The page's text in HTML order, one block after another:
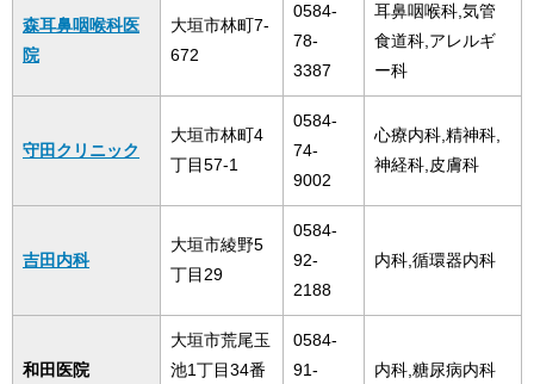
森耳鼻咽喉科医
院
大垣市林町7-
672
0584-
78-
3387
耳鼻咽喉科,気管
食道科,アレルギ
ー科
守田クリニック
大垣市林町4
丁目57-1
0584-
74-
9002
心療内科,精神科,
神経科,皮膚科
吉田内科
大垣市綾野5
丁目29
0584-
92-
2188
内科,循環器内科
和田医院
大垣市荒尾玉
池1丁目34番
0584-
91-
内科,糖尿病内科